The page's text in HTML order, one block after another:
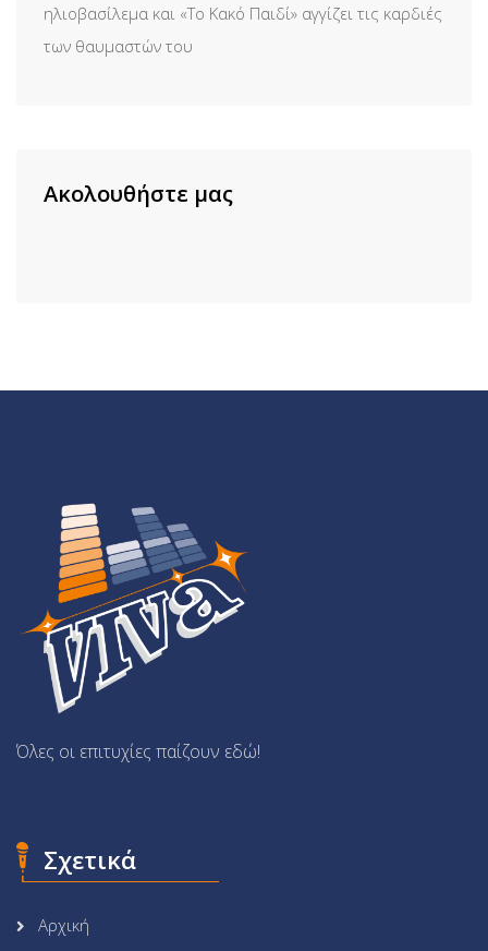
ηλιοβασίλεμα και «Το Κακό Παιδί» αγγίζει τις καρδιές
των θαυμαστών του
Ακολουθήστε μας
Όλες οι επιτυχίες παίζουν εδώ!
Σχετικά
Αρχική